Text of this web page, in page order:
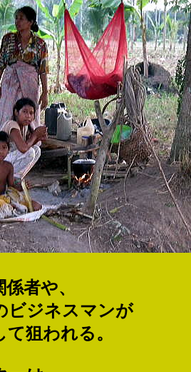
者や、
ビジネスマンが
狙われる。